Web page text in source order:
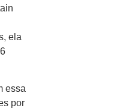
ela
essa
por